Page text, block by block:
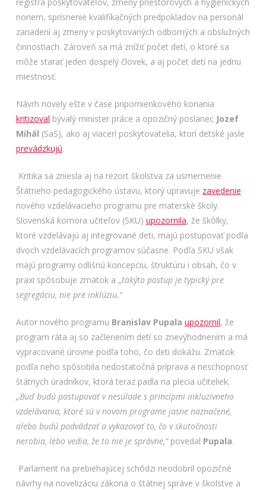
noriem, sprísnenie kvalifikačných predpokladov na personál
zariadení aj zmeny v poskytovaných odborných a obslužných
činnostiach. Zároveň sa má znížiť počet detí, o ktoré sa
môže starať jeden dospelý človek, a aj počet detí na jednu
miestnosť.
Návrh novely ešte v čase pripomienkového konania
kritizoval bývalý minister práce a opozičný poslanec Jozef
Mihál (SaS), ako aj viacerí poskytovatelia, ktorí detské jasle
prevádzkujú.
Kritika sa zniesla aj na rezort školstva za usmernenie
Štátneho pedagogického ústavu, ktorý upravuje zavedenie
nového vzdelávacieho programu pre materské školy.
Slovenská komora učiteľov (SKU) upozornila, že škôlky,
ktoré vzdelávajú aj integrované deti, majú postupovať podľa
dvoch vzdelávacích programov súčasne. Podľa SKU však
majú programy odlišnú koncepciu, štruktúru i obsah, čo v
praxi spôsobuje zmätok a „takýto postup je typický pre
segregáciu, nie pre inklúziu.“
Autor nového programu Branislav Pupala upozornil, že
program ráta aj so začlenením detí so znevýhodnením a má
vypracované úrovne podľa toho, čo deti dokážu. Zmätok
podľa neho spôsobila nedostatočná príprava a neschopnosť
štátnych úradníkov, ktorá teraz padla na plecia učiteliek.
„Buď budú postupovať v nesúlade s princípmi inkluzívneho
vzdelávania, ktoré sú v novom programe jasne naznačené,
alebo budú podvádzať a vykazovať to, čo v skutočnosti
nerobia, lebo vedia, že to nie je správne,“ povedal Pupala.
Parlament na prebiehajúcej schôdzi neodobril opozičné
návrhy na novelizáciu zákona o štátnej správe v školstve a